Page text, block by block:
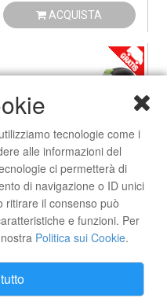
tecnologie come i
alle informazioni del
ci permetterà di
di navigazione o ID unici
ritirare il consenso può
e funzioni. Per
Politica sui Cookie.
ACQUISTA
Tagliasiepi a Batteria Ego Power
HT2410E
369,00 €